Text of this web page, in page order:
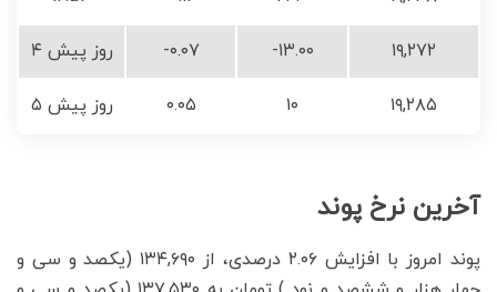
۱۹,۲۷۲ -۱۳.۰۰ -۰.۰۷ ۴ روز پیش
۱۹,۲۸۵ ۱۰ ۰.۰۵ ۵ روز پیش
آخرین نرخ پوند
پوند امروز با افزایش ۲.۰۶ درصدی، از ۱۳۴,۶۹۰ (یکصد و سی و